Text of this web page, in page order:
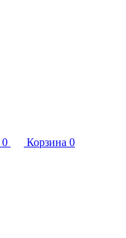
0 Корзина 0